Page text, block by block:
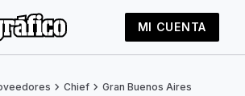
MI CUENTA
chevron_right Chief chevron_right Gran Buenos Aires